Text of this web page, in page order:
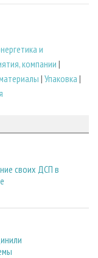
и
компании|
| Упаковка |
своих ДСП в